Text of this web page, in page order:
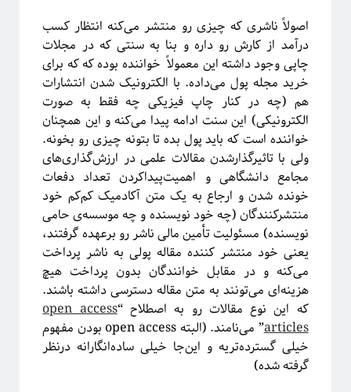
فلسفه علم
فوتونیک
فیزیک
فیزیک اتمی-مولکولی
فیزیک بنیادی
فیزیک زیستی
فیزیک هسته‌ای
فیزیکدانان ایرانی
ماده چگال
معرفی کتاب
مکانیک آماری
نجوم
هوش مصنوعی
چندرسانه
کرونا
کوانتوم
کیهان شناسی
اصولاً ناشری که چیزی رو منتشر می‌کنه انتظار کسب
درآمد از کارش رو داره و بنا به سنتی که در مجلات
چاپی وجود داشته این معمولاً خواننده بوده که که برای
خرید مجله پول می‌داده. با الکترونیک شدن انتشارات
هم (چه در کنار چاپ فیزیکی چه فقط به صورت
الکترونیکی) این سنت ادامه پیدا می‌کنه و این همچنان
خواننده است که باید پول بده تا بتونه چیزی رو بخونه.
ولی با تاثیرگذارشدن مقالات علمی در ارزش‌گذاری‌های
مجامع دانشگاهی و اهمیت‌پیداکردن تعداد دفعات
خونده‌ شدن و ارجاع به یک متن آکادمیک کم‌کم خود
منتشرکنندگان (چه خود نویسنده و چه موسسه‌ی حامی‌
نویسنده) مسئولیت تأمین مالی ناشر رو برعهده گرفتند،‌
یعنی خود منتشر کننده مقاله پولی به ناشر پرداخت
می‌کنه و در مقابل خوانندگان بدون پرداخت هیچ
هزینه‌ای می‌تونند به متن مقاله دسترسی داشته باشند.
که این نوع مقالات رو به اصطلاح “open access
articles
” می‌نامند. (البته open access بودن مفهوم
خیلی گسترده‌تریه و این‌جا خیلی ساده‌انگارانه درنظر
گرفته شده)